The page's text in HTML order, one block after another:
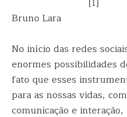
Bruno Lara
No início das redes
enormes possibilidades
fato que esses
para as nossas vidas,
comunicação e